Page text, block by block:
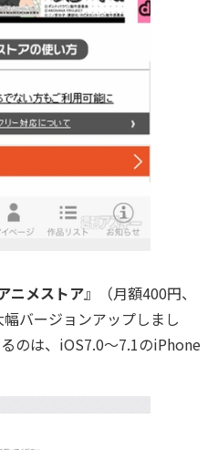
ニメストア』（月額400円、
バージョンアップしまし
のは、iOS7.0～7.1のiPhone